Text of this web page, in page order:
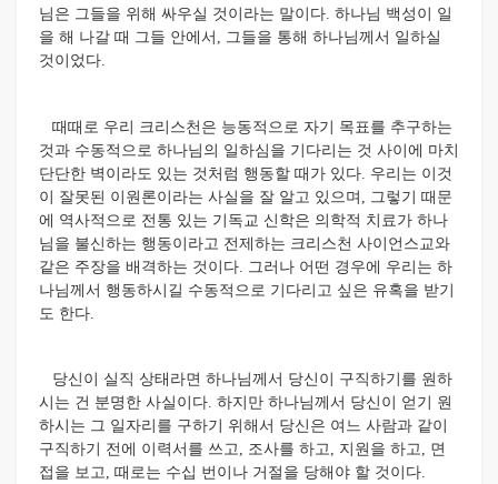
님은 그들을 위해 싸우실 것이라는 말이다. 하나님 백성이 일
을 해 나갈 때 그들 안에서, 그들을 통해 하나님께서 일하실
것이었다.
때때로 우리 크리스천은 능동적으로 자기 목표를 추구하는
것과 수동적으로 하나님의 일하심을 기다리는 것 사이에 마치
단단한 벽이라도 있는 것처럼 행동할 때가 있다. 우리는 이것
이 잘못된 이원론이라는 사실을 잘 알고 있으며, 그렇기 때문
에 역사적으로 전통 있는 기독교 신학은 의학적 치료가 하나
님을 불신하는 행동이라고 전제하는 크리스천 사이언스교와
같은 주장을 배격하는 것이다. 그러나 어떤 경우에 우리는 하
나님께서 행동하시길 수동적으로 기다리고 싶은 유혹을 받기
도 한다.
당신이 실직 상태라면 하나님께서 당신이 구직하기를 원하
시는 건 분명한 사실이다. 하지만 하나님께서 당신이 얻기 원
하시는 그 일자리를 구하기 위해서 당신은 여느 사람과 같이
구직하기 전에 이력서를 쓰고, 조사를 하고, 지원을 하고, 면
접을 보고, 때로는 수십 번이나 거절을 당해야 할 것이다.